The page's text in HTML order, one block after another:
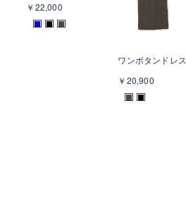
￥22,000
■ ■ ■
ワンボタンドレス
￥20,900
■ ■